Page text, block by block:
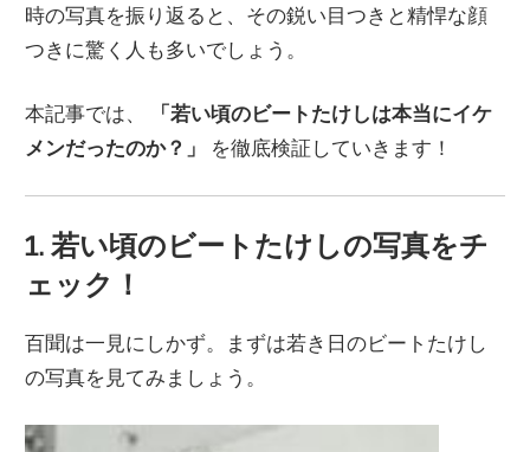
時の写真を振り返ると、その鋭い目つきと精悍な顔
つきに驚く人も多いでしょう。
本記事では、
「若い頃のビートたけしは本当にイケ
メンだったのか？」
を徹底検証していきます！
1. 若い頃のビートたけしの写真をチ
ェック！
百聞は一見にしかず。まずは若き日のビートたけし
の写真を見てみましょう。